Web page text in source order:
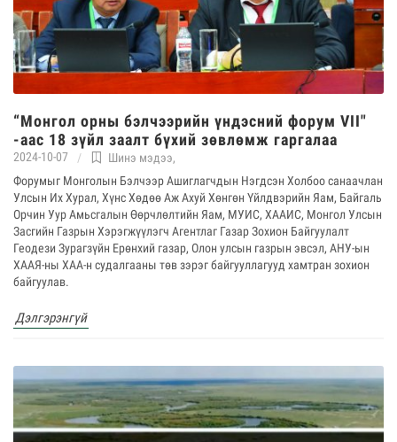
“Монгол орны бэлчээрийн үндэсний форум VII"
-аас 18 зүйл заалт бүхий зөвлөмж гаргалаа
2024-10-07 Шинэ мэдээ,
Форумыг Монголын Бэлчээр Ашиглагчдын Нэгдсэн Холбоо санаачлан
Улсын Их Хурал, Хүнс Хөдөө Аж Ахуй Хөнгөн Үйлдвэрийн Яам, Байгаль
Орчин Уур Амьсгалын Өөрчлөлтийн Яам, МУИС, ХААИС, Монгол Улсын
Засгийн Газрын Хэрэгжүүлэгч Агентлаг Газар Зохион Байгуулалт
Геодези Зурагзүйн Ерөнхий газар, Олон улсын газрын эвсэл, АНУ-ын
ХААЯ-ны ХАА-н судалгааны төв зэрэг байгууллагууд хамтран зохион
байгуулав.
Дэлгэрэнгүй